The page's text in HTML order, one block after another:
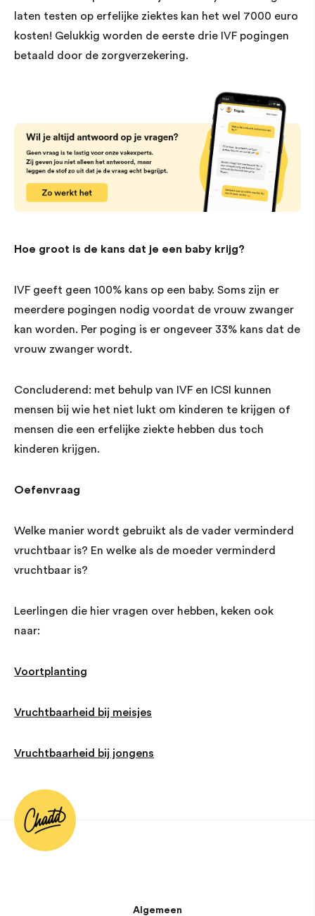
laten testen op erfelijke ziektes kan het wel 7000 euro
kosten! Gelukkig worden de eerste drie IVF pogingen
betaald door de zorgverzekering.
Hoe groot is de kans dat je een baby krijg?
IVF geeft geen 100% kans op een baby. Soms zijn er
meerdere pogingen nodig voordat de vrouw zwanger
kan worden. Per poging is er ongeveer 33% kans dat de
vrouw zwanger wordt.
Concluderend: met behulp van IVF en ICSI kunnen
mensen bij wie het niet lukt om kinderen te krijgen of
mensen die een erfelijke ziekte hebben dus toch
kinderen krijgen.
Oefenvraag
Welke manier wordt gebruikt als de vader verminderd
vruchtbaar is? En welke als de moeder verminderd
vruchtbaar is?
Leerlingen die hier vragen over hebben, keken ook
naar:
Voortplanting
Vruchtbaarheid bij meisjes
Vruchtbaarheid bij jongens
Algemeen